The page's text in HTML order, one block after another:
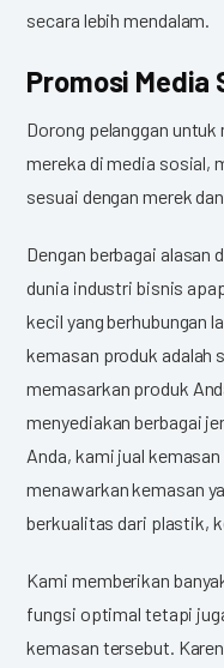
secara lebih mendalam.
Promosi Media
Dorong pelanggan
mereka di media sosial,
sesuai dengan merek
Dengan berbagai alasan
dunia industri bisnis
kecil yang berhubungan
kemasan produk adalah
memasarkan produk
menyediakan berbagai
Anda, kami jual
menawarkan kemasan
berkualitas dari plastik,
Kami memberikan
fungsi optimal tetapi
kemasan tersebut.